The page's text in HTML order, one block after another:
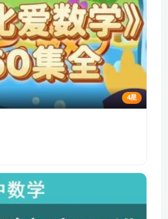
来源
的讨
被审计单位及其环境
和适用的财务报告编
制基础
解
控制
第七章 第四节 了解
被审计单位内部控制
体系各要素（2）
解
制
第七章 第五节 识别
风险
一节 针对财务报表层
债、所有者权益、收入、费用和利润六
的交易或者事项形成的、由企业拥有或
带来经济利益的资源；负债是企业过去
预期会导致经济利益流出企业的现时义
+ 所有者权益，是财务状况的等式，反
的财务状况；收入 - 费用 = 利润，是经
业在一定会计期间的经营成果。
经济业务都以相等的金额在两个或两个
贷，借贷必相等” 的记账规则。
业务的发生，分析涉及的会计科目，确
，编制会计分录。例如，企业销售商
4星